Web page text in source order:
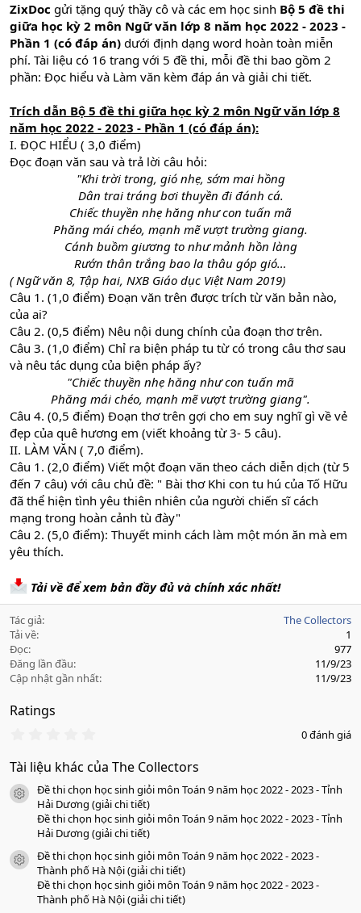
ZixDoc gửi tặng quý thầy cô và các em học sinh Bộ 5 đề thi
giữa học kỳ 2 môn Ngữ văn lớp 8 năm học 2022 - 2023 -
Phần 1 (có đáp án) dưới định dạng word hoàn toàn miễn
phí. Tài liệu có 16 trang với 5 đề thi, mỗi đề thi bao gồm 2
phần: Đọc hiểu và Làm văn kèm đáp án và giải chi tiết.
Trích dẫn Bộ 5 đề thi giữa học kỳ 2 môn Ngữ văn lớp 8
năm học 2022 - 2023 - Phần 1 (có đáp án):
I. ĐỌC HIỂU ( 3,0 điểm)
Đọc đoạn văn sau và trả lời câu hỏi:
"Khi trời trong, gió nhẹ, sớm mai hồng
Dân trai tráng bơi thuyền đi đánh cá.
Chiếc thuyền nhẹ hăng như con tuấn mã
Phăng mái chéo, mạnh mẽ vượt trường giang.
Cánh buồm giương to như mảnh hồn làng
Rướn thân trắng bao la thâu góp gió…
( Ngữ văn 8, Tập hai, NXB Giáo dục Việt Nam 2019)
Câu 1. (1,0 điểm) Đoạn văn trên được trích từ văn bản nào,
của ai?
Câu 2. (0,5 điểm) Nêu nội dung chính của đoạn thơ trên.
Câu 3. (1,0 điểm) Chỉ ra biện pháp tu từ có trong câu thơ sau
và nêu tác dụng của biện pháp ấy?
"Chiếc thuyền nhẹ hăng như con tuấn mã
Phăng mái chéo, mạnh mẽ vượt trường giang".
Câu 4. (0,5 điểm) Đoạn thơ trên gợi cho em suy nghĩ gì về vẻ
đẹp của quê hương em (viết khoảng từ 3- 5 câu).
II. LÀM VĂN ( 7,0 điểm).
Câu 1. (2,0 điểm) Viết một đoạn văn theo cách diễn dịch (từ 5
đến 7 câu) với câu chủ đề: " Bài thơ Khi con tu hú của Tố Hữu
đã thể hiện tình yêu thiên nhiên của người chiến sĩ cách
mạng trong hoàn cảnh tù đày"
Câu 2. (5,0 điểm): Thuyết minh cách làm một món ăn mà em
yêu thích.
Tải về để xem bản đầy đủ và chính xác nhất!
Tác giả
The Collectors
Tải về
1
Đọc
977
Đăng lần đầu
11/9/23
Cập nhật gần nhất
11/9/23
Ratings
0
0
a
o
0 đánh giá
Tài liệu khác của The Collectors
icon tài liệu
Đề thi chọn học sinh giỏi môn Toán 9 năm học 2022 - 2023 - Tỉnh
Hải Dương (giải chi tiết)
Đề thi chọn học sinh giỏi môn Toán 9 năm học 2022 - 2023 - Tỉnh
Hải Dương (giải chi tiết)
icon tài liệu
Đề thi chọn học sinh giỏi môn Toán 9 năm học 2022 - 2023 -
Thành phố Hà Nội (giải chi tiết)
Đề thi chọn học sinh giỏi môn Toán 9 năm học 2022 - 2023 -
Thành phố Hà Nội (giải chi tiết)